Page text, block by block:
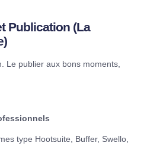
Publication (La
Le publier aux bons moments,
type Hootsuite, Buffer, Swello,